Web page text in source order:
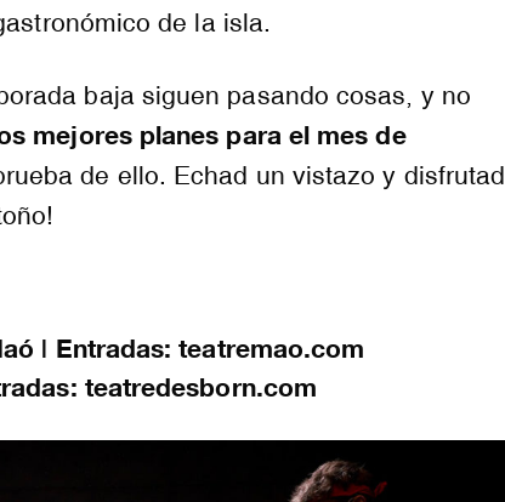
de la isla.
baja siguen pasando cosas, y no
mejores planes para el mes de
de ello. Echad un vistazo y disfrutad
| Entradas: teatremao.com
teatredesborn.com